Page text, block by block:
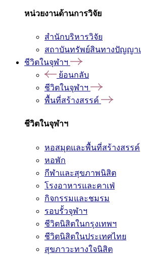
หน่วยงานด้านการวิจัย
สำนักบริหารวิจัย
สถาบันทรัพย์สินทางปัญญา
ชีวิตในจุฬาฯ
ย้อนกลับ
ชีวิตในจุฬาฯ
พื้นที่สร้างสรรค์
ชีวิตในจุฬาฯ
หอสมุดและพื้นที่สร้างสรรค์
หอพัก
กีฬาและสุขภาพนิสิต
โรงอาหารและคาเฟ่
กิจกรรมและชมรม
รอบรั้วจุฬาฯ
ชีวิตนิสิตในกรุงเทพฯ
ชีวิตนิสิตในประเทศไทย
สุขภาวะทางใจนิสิต